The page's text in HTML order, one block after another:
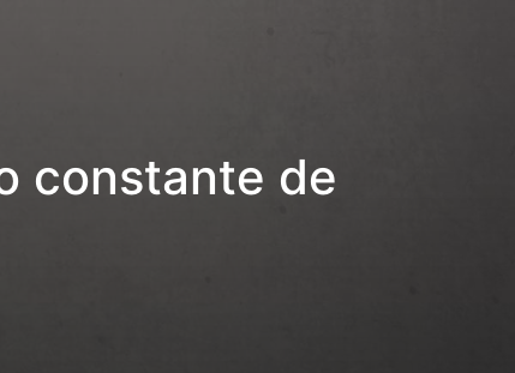
constante de